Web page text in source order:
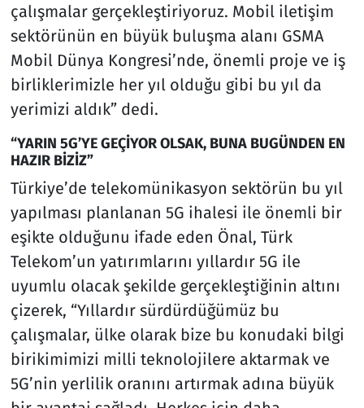
çalışmalar gerçekleştiriyoruz. Mobil iletişim
sektörünün en büyük buluşma alanı GSMA
Mobil Dünya Kongresi’nde, önemli proje ve iş
birliklerimizle her yıl olduğu gibi bu yıl da
yerimizi aldık” dedi.
“YARIN 5G’YE GEÇİYOR OLSAK, BUNA BUGÜNDEN EN
HAZIR BİZİZ”
Türkiye’de telekomünikasyon sektörün bu yıl
yapılması planlanan 5G ihalesi ile önemli bir
eşikte olduğunu ifade eden Önal, Türk
Telekom’un yatırımlarını yıllardır 5G ile
uyumlu olacak şekilde gerçekleştiğinin altını
çizerek, “Yıllardır sürdürdüğümüz bu
çalışmalar, ülke olarak bize bu konudaki bilgi
birikimimizi milli teknolojilere aktarmak ve
5G’nin yerlilik oranını artırmak adına büyük